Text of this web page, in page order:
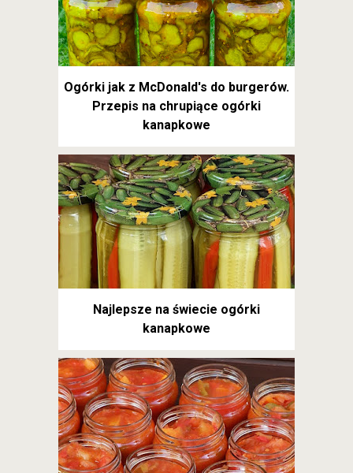
Ogórki jak z McDonald's do burgerów.
Przepis na chrupiące ogórki
kanapkowe
Najlepsze na świecie ogórki
kanapkowe